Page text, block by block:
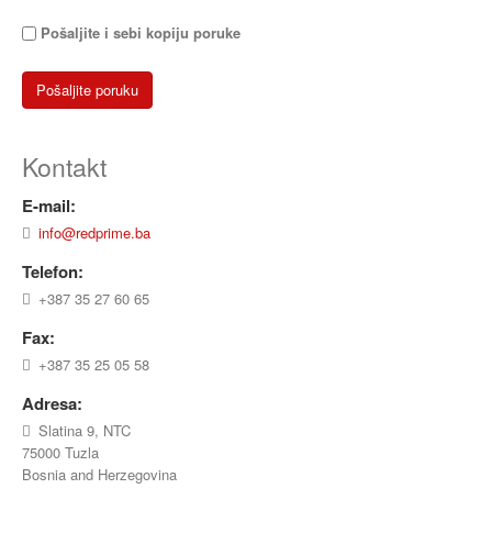
Pošaljite i sebi kopiju poruke
Pošaljite poruku
Kontakt
E-mail:
info@redprime.ba
Telefon:
+387 35 27 60 65
Fax:
+387 35 25 05 58
Adresa:
Slatina 9, NTC
75000 Tuzla
Bosnia and Herzegovina